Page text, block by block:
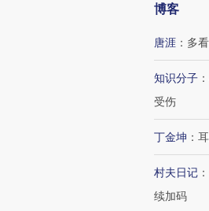
博客
唐涯 ： 多
知识分子 ：
受伤
丁金坤 ：
村夫日记 ：
续加码